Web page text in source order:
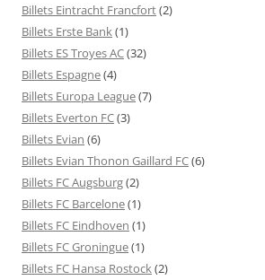
Billets Eintracht Francfort(2)
Billets Erste Bank(1)
Billets ES Troyes AC(32)
Billets Espagne(4)
Billets Europa League(7)
Billets Everton FC(3)
Billets Evian (6)
Billets Evian Thonon Gaillard FC(6)
Billets FC Augsburg(2)
Billets FC Barcelone(1)
Billets FC Eindhoven (1)
Billets FC Groningue(1)
Billets FC Hansa Rostock(2)